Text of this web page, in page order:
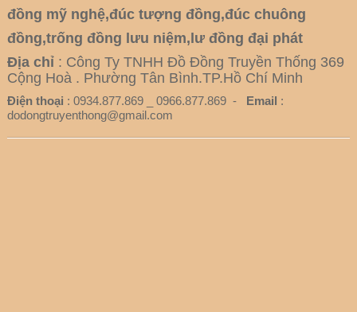
đồng mỹ nghệ,đúc tượng đồng,đúc chuông
đồng,trống đồng lưu niệm,lư đồng đại phát
Địa chỉ : Công Ty TNHH Đồ Đồng Truyền Thống 369
Cộng Hoà . Phường Tân Bình.TP.Hồ Chí Minh
Điện thoại : 0934.877.869 _ 0966.877.869 - Email :
dodongtruyenthong@gmail.com